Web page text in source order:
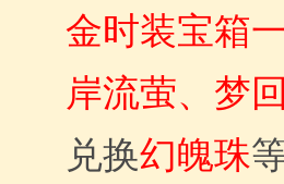
金时装宝箱
岸流萤、梦
兑换幻魄珠